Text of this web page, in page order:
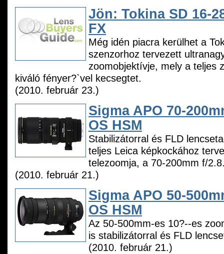
Jön: Tokina SD 16-
FX
Még idén piacra kerülhet a
szenzorhoz tervezett
zoomobjektívje, mely a teljes
kiváló fényer?`vel kecsegtet.
(2010. február 23.)
Sigma APO 70-
OS HSM
Stabilizátorral és FLD
teljes Leica képkockához
telezoomja, a 70-200mm f/
(2010. február 21.)
Sigma APO 50-
OS HSM
Az 50-500mm-es 10?--es
is stabilizátorral és FLD
(2010. február 21.)